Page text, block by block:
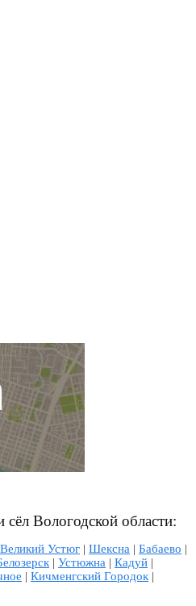
Вологодской области:
Великий Устюг | Шексна | Бабаево |
| Устюжна | Кадуй |
| Кичменгский Городок|